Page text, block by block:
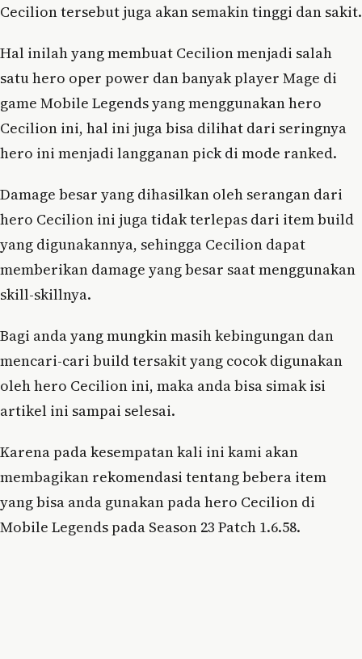
Cecilion tersebut juga akan semakin tinggi dan sakit.
Hal inilah yang membuat Cecilion menjadi salah
satu hero oper power dan banyak player Mage di
game Mobile Legends yang menggunakan hero
Cecilion ini, hal ini juga bisa dilihat dari seringnya
hero ini menjadi langganan pick di mode ranked.
Damage besar yang dihasilkan oleh serangan dari
hero Cecilion ini juga tidak terlepas dari item build
yang digunakannya, sehingga Cecilion dapat
memberikan damage yang besar saat menggunakan
skill-skillnya.
Bagi anda yang mungkin masih kebingungan dan
mencari-cari build tersakit yang cocok digunakan
oleh hero Cecilion ini, maka anda bisa simak isi
artikel ini sampai selesai.
Karena pada kesempatan kali ini kami akan
membagikan rekomendasi tentang bebera item
yang bisa anda gunakan pada hero Cecilion di
Mobile Legends pada Season 23 Patch 1.6.58.